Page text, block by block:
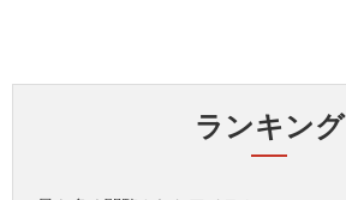
ランキング